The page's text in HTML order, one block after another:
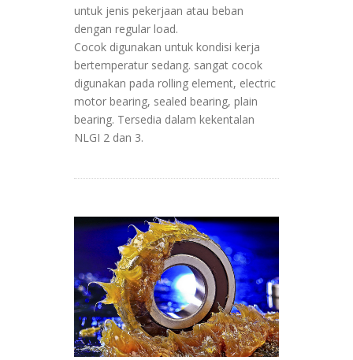
untuk jenis pekerjaan atau beban
dengan regular load.
Cocok digunakan untuk kondisi kerja
bertemperatur sedang. sangat cocok
digunakan pada rolling element, electric
motor bearing, sealed bearing, plain
bearing. Tersedia dalam kekentalan
NLGI 2 dan 3.